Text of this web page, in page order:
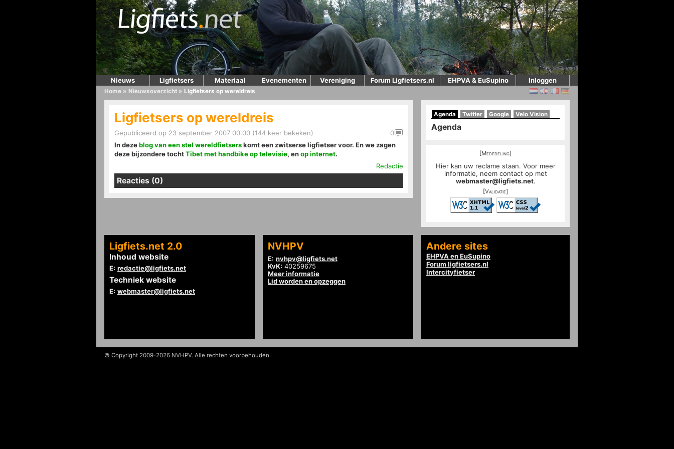
Nieuws Ligfietsers Materiaal Evenementen Vereniging Forum Ligfietsers.nl EHPVA & EuSupino Inloggen
Home » Nieuwsoverzicht » Ligfietsers op wereldreis
Ligfietsers op wereldreis
Gepubliceerd op 23 september 2007 00:00 (144 keer bekeken)
0
In dezeblog van een stel wereldfietserskomt een zwitserse ligfietser voor. En we zagen
deze bijzondere tochtTibet met handbike op televisie, enop internet.
Redactie
Reacties (0)
Agenda Twitter Google Velo Vision
Agenda
[Mededeling]
Hier kan uw reclame staan. Voor meer
informatie, neem contact op met
webmaster@ligfiets.net.
[Validatie]
Ligfiets.net 2.0
Inhoud website
E: redactie@ligfiets.net
Techniek website
E: webmaster@ligfiets.net
NVHPV
E: nvhpv@ligfiets.net
KvK: 40259675
Meer informatie
Lid worden en opzeggen
Andere sites
EHPVA en EuSupino
Forum ligfietsers.nl
Intercityfietser
© Copyright 2009-2026 NVHPV. Alle rechten voorbehouden.